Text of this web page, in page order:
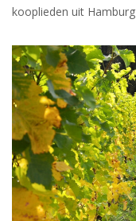
kooplieden uit Hamburg